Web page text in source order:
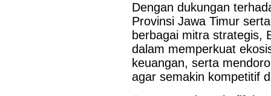
Dengan dukungan
Provinsi Jawa Timur
berbagai mitra strategis,
dalam memperkuat
keuangan, serta
agar semakin kompetitif